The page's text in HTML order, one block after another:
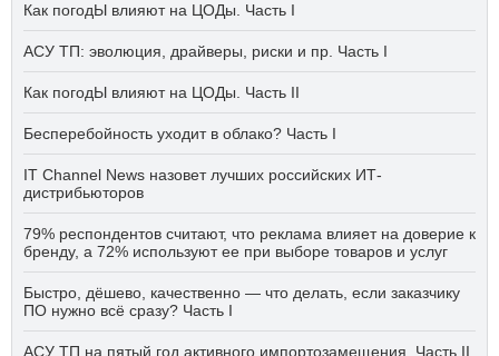
Как погодЫ влияют на ЦОДы. Часть I
АСУ ТП: эволюция, драйверы, риски и пр. Часть I
Как погодЫ влияют на ЦОДы. Часть II
Бесперебойность уходит в облако? Часть I
IT Channel News назовет лучших российских ИТ-
дистрибьюторов
79% респондентов считают, что реклама влияет на доверие к
бренду, а 72% используют ее при выборе товаров и услуг
Быстро, дёшево, качественно — что делать, если заказчику
ПО нужно всё сразу? Часть I
АСУ ТП на пятый год активного импортозамещения. Часть II